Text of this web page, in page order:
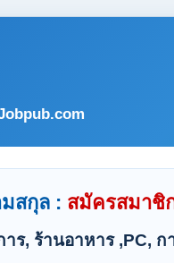
สกุล : สมัครสมาชิ
าร, ร้านอาหาร ,PC, ก